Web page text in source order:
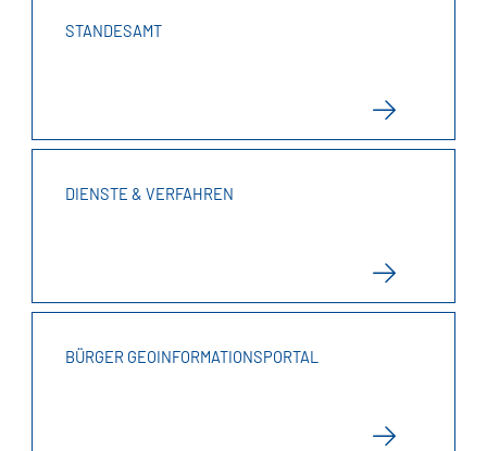
STANDESAMT
DIENSTE & VERFAHREN
BÜRGER GEOINFORMATIONSPORTAL